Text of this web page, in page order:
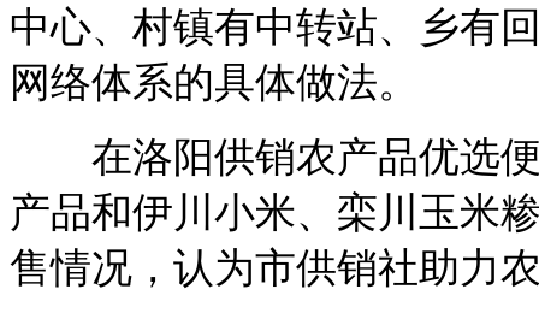
中心、村镇有中转站、乡有
网络体系的具体做法。
在洛阳供销农产品优选便
产品和伊川小米、栾川玉米
售情况，认为市供销社助力